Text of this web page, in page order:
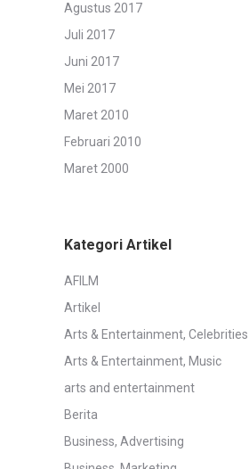
Agustus 2017
Juli 2017
Juni 2017
Mei 2017
Maret 2010
Februari 2010
Maret 2000
Kategori Artikel
AFILM
Artikel
Arts & Entertainment, Celebrities
Arts & Entertainment, Music
arts and entertainment
Berita
Business, Advertising